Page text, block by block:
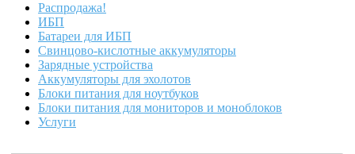
Распродажа!
ИБП
Батареи для ИБП
Свинцово-кислотные аккумуляторы
Зарядные устройства
Аккумуляторы для эхолотов
Блоки питания для ноутбуков
Блоки питания для мониторов и моноблоков
Услуги